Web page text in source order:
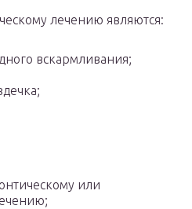
лечению являются:
вскармливания;
или